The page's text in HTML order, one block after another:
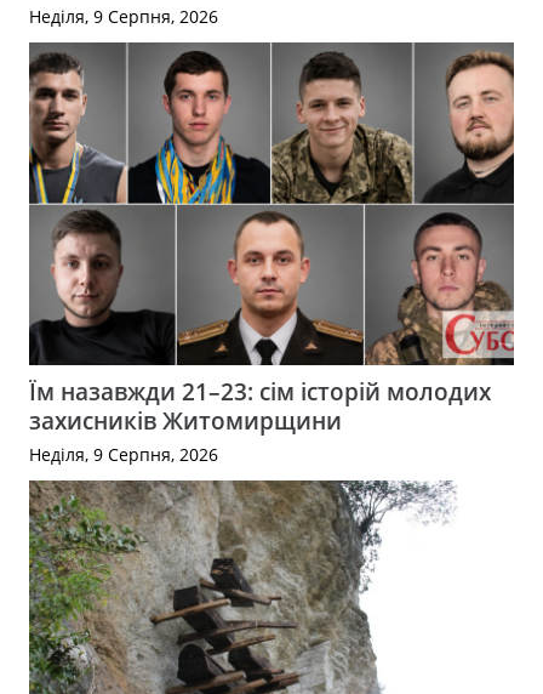
Неділя, 9 Серпня, 2026
Їм назавжди 21–23: сім історій молодих
захисників Житомирщини
Неділя, 9 Серпня, 2026